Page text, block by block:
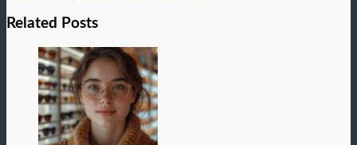
Related Posts